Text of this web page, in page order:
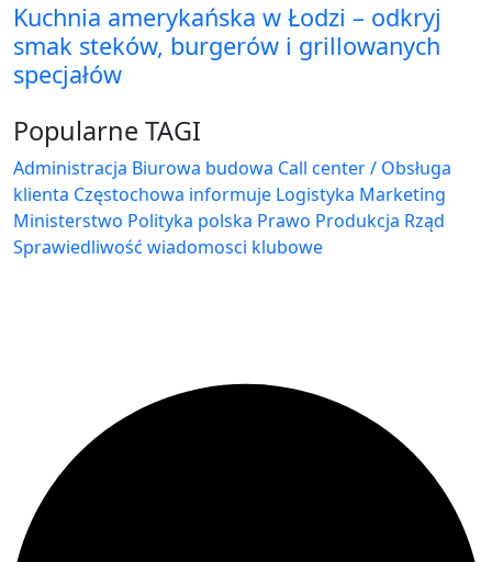
Kuchnia amerykańska w Łodzi – odkryj
smak steków, burgerów i grillowanych
specjałów
Popularne TAGI
Administracja Biurowa budowa Call center / Obsługa
klienta Częstochowa informuje Logistyka Marketing
Ministerstwo Polityka polska Prawo Produkcja Rząd
Sprawiedliwość wiadomosci klubowe